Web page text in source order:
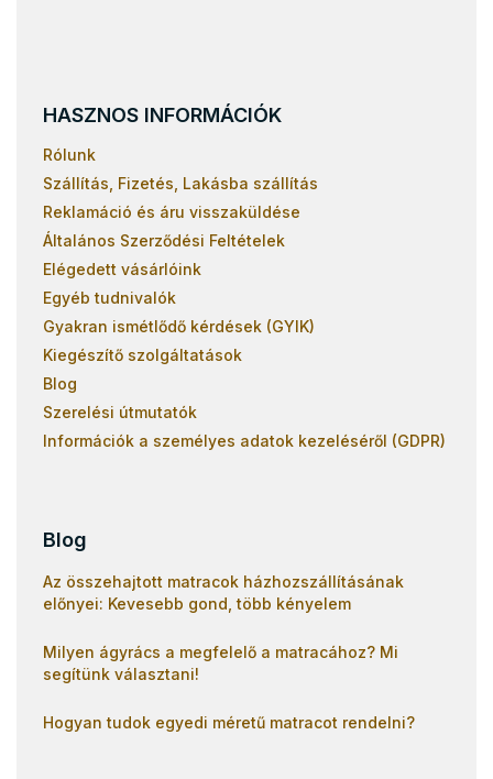
HASZNOS INFORMÁCIÓK
Rólunk
Szállítás, Fizetés, Lakásba szállítás
Reklamáció és áru visszaküldése
Általános Szerződési Feltételek
Elégedett vásárlóink
Egyéb tudnivalók
Gyakran ismétlődő kérdések (GYIK)
Kiegészítő szolgáltatások
Blog
Szerelési útmutatók
Információk a személyes adatok kezeléséről (GDPR)
Blog
Az összehajtott matracok házhozszállításának
előnyei: Kevesebb gond, több kényelem
Milyen ágyrács a megfelelő a matracához? Mi
segítünk választani!
Hogyan tudok egyedi méretű matracot rendelni?